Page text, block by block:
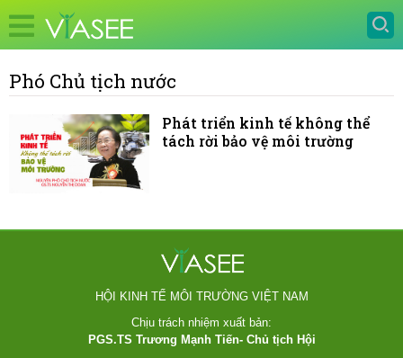
Phó Chủ tịch nước
Phát triển kinh tế không thể
tách rời bảo vệ môi trường
HỘI KINH TẾ MÔI TRƯỜNG VIỆT NAM
Chịu trách nhiệm xuất bản:
PGS.TS Trương Mạnh Tiến- Chủ tịch Hội